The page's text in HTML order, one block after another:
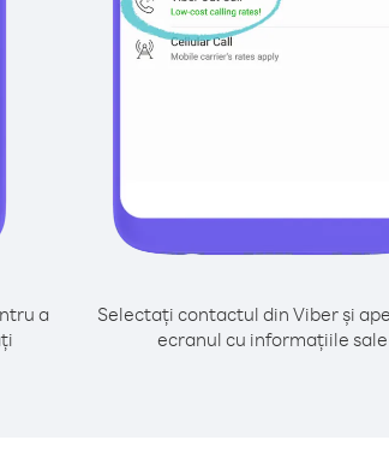
a
Selectați contactul din Viber și
ecranul cu informațiile sale